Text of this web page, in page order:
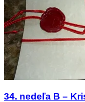
34. nedeľa B –